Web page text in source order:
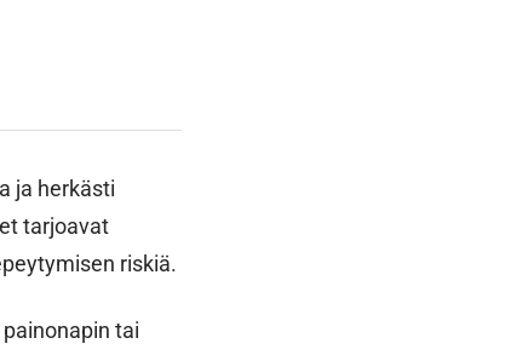
ja herkästi
tarjoavat
riskiä.
tai